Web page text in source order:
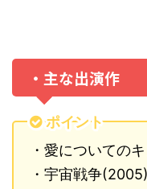
・主な出演作
ポイント
・愛についての
・宇宙戦争(2005)